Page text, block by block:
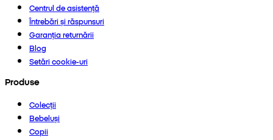
Centrul de asistență
Întrebări și răspunsuri
Garanția returnării
Blog
Setări cookie-uri
Produse
Colecții
Bebeluși
Copii